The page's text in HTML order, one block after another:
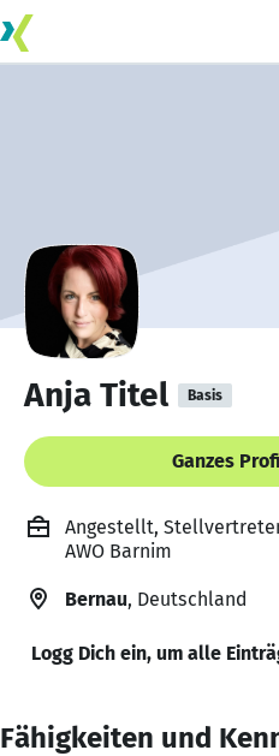
Anja Titel Basis
Ganzes
Angestellt,
AWO Barnim
Bernau, Deutschland
Logg Dich ein, um alle
Fähigkeiten und